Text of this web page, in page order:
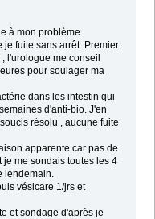
à mon problème.
fuite sans arrêt. Premier
l'urologue me conseil
pour soulager ma
dans les intestin qui
d'anti-bio. J'en
résolu , aucune fuite
apparente car pas de
me sondais toutes les 4
lendemain.
vésicare 1/jrs et
et sondage d'après je